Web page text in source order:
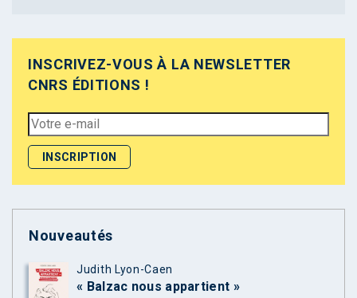
INSCRIVEZ-VOUS À LA NEWSLETTER
CNRS ÉDITIONS !
Nouveautés
Judith Lyon-Caen
« Balzac nous appartient »